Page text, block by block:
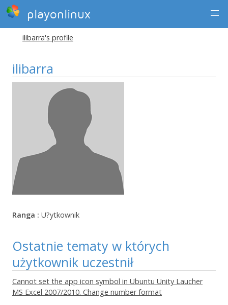
playonlinux
ilibarra's profile
ilibarra
Ranga : U?ytkownik
Ostatnie tematy w których
użytkownik uczestnił
Cannot set the app icon symbol in Ubuntu Unity Laucher
MS Excel 2007/2010. Change number format